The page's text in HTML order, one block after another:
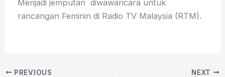
Menjadi jemputan diwawancara untuk
rancangan Feminin di Radio TV Malaysia (RTM).
PREVIOUS NEXT